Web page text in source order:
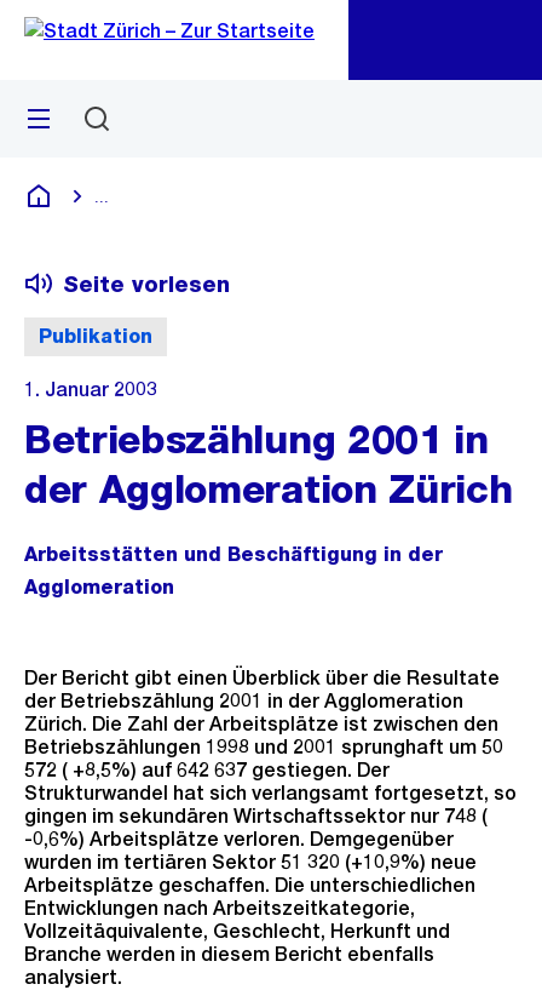
Navigation
Sprunglink
Menü
Deutsch
Publikation
Seite vorlesen
1. Januar 2003
Betriebszählung 2001 in
der Agglomeration Zürich
Arbeitsstätten und Beschäftigung in der
Agglomeration
Der Bericht gibt einen Überblick über die Resultate
der Betriebszählung 2001 in der Agglomeration
Zürich. Die Zahl der Arbeitsplätze ist zwischen den
Betriebszählungen 1998 und 2001 sprunghaft um 50
572 ( +8,5%) auf 642 637 gestiegen. Der
Strukturwandel hat sich verlangsamt fortgesetzt, so
gingen im sekundären Wirtschaftssektor nur 748 (
-0,6%) Arbeitsplätze verloren. Demgegenüber
wurden im tertiären Sektor 51 320 (+10,9%) neue
Arbeitsplätze geschaffen. Die unterschiedlichen
Entwicklungen nach Arbeitszeitkategorie,
Vollzeitäquivalente, Geschlecht, Herkunft und
Branche werden in diesem Bericht ebenfalls
analysiert.